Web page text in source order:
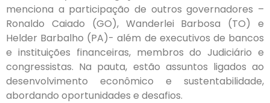
menciona a participação de outros governadores –
Ronaldo Caiado (GO), Wanderlei Barbosa (TO) e
Helder Barbalho (PA)- além de executivos de bancos
e instituições financeiras, membros do Judiciário e
congressistas. Na pauta, estão assuntos ligados ao
desenvolvimento econômico e sustentabilidade,
abordando oportunidades e desafios.